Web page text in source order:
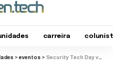
carreira
> eventos > Security Tech Day vai discutir IA, proteção de dados e tendências